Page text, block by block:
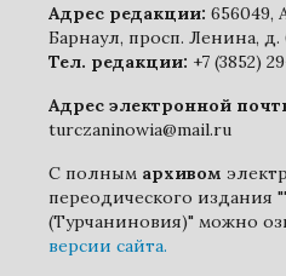
Адрес редакции: 656049,
Барнаул, просп. Ленина, д.
Тел. редакции: +7 (3852)
Адрес электронной
turczaninowia@mail.ru
С полным архивом
переодического издания
(Турчаниновия)" можно
версии сайта.